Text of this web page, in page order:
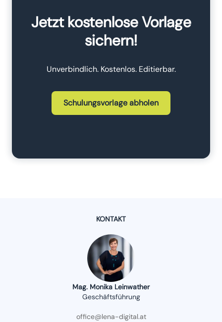
Jetzt kostenlose Vorlage
sichern!
Unverbindlich. Kostenlos. Editierbar.
Schulungsvorlage abholen
KONTAKT
Mag. Monika Leinwather
Geschäftsführung
office@lena-digital.at